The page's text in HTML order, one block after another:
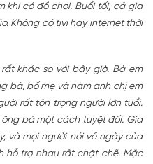
khi có đồ chơi. Buổi tối, cả gia
Không có tivi hay internet thời
khác so với bây giờ. Bà em
bà, bố mẹ và năm anh chị em
rất tôn trọng người lớn tuổi.
bà một cách tuyệt đối. Gia
và mọi người nói về ngày của
hỗ trợ nhau rất chặt chẽ. Mặc